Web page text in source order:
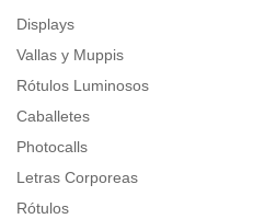
Displays
Vallas y Muppis
Rótulos Luminosos
Caballetes
Photocalls
Letras Corporeas
Rótulos